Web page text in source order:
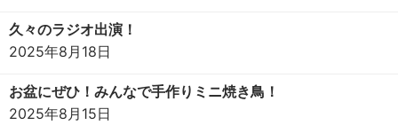
久々のラジオ出演！
2025年8月18日
お盆にぜひ！みんなで手作りミニ焼き鳥！
2025年8月15日